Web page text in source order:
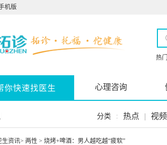
机版
热
你快速找医生 心理咨询
分类 : 热点 | 视
卫生资讯> 两性 > 烧烤+啤酒：男人越吃越“疲软”